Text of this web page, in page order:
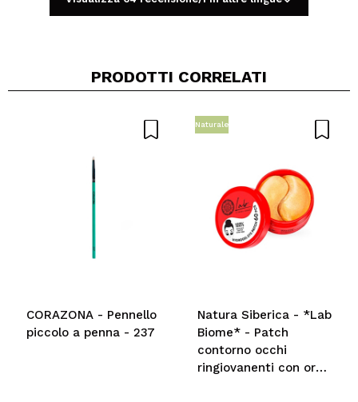
PRODOTTI CORRELATI
CORAZONA - Pennello
piccolo a penna - 237
Naturale
Natura Siberica - *Lab
Biome* - Patch
contorno occhi
ringiovanenti con oro